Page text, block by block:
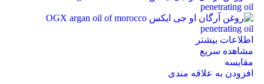
اطلاعات بیشتر
مشاهده سریع
مقایسه
افزودن به علاقه مندی